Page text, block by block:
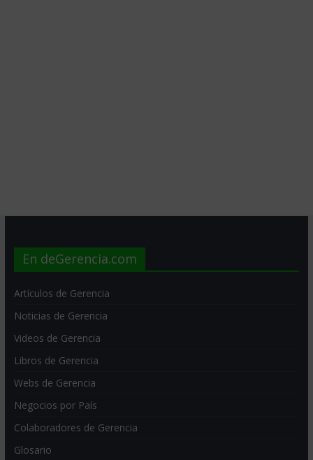
En deGerencia.com
Artículos de Gerencia
Noticias de Gerencia
Videos de Gerencia
Libros de Gerencia
Webs de Gerencia
Negocios por País
Colaboradores de Gerencia
Glosario